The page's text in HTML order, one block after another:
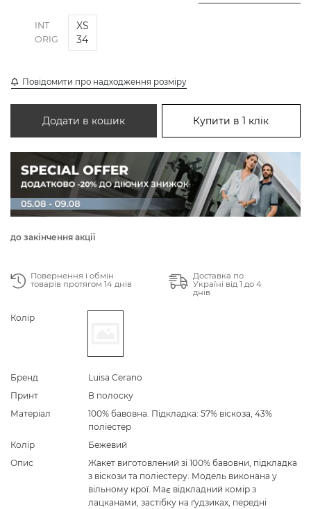
INT
ORIG
XS
34
Повідомити про надходження розміру
Додати в кошик Купити в 1 клік
до закінчення акції
Повернення і обмін
товарів протягом 14 днів
Доставка по
Україні від 1 до 4
днів
Колір
Бренд
Luisa Cerano
Принт
В полоску
Матеріал
100% бавовна. Підкладка: 57% віскоза, 43%
поліестер
Колір
Бежевий
Опис
Жакет виготовлений зі 100% бавовни, підкладка
з віскози та поліестеру. Модель виконана у
вільному крої. Має відкладний комір з
лацканами, застібку на ґудзиках, передні